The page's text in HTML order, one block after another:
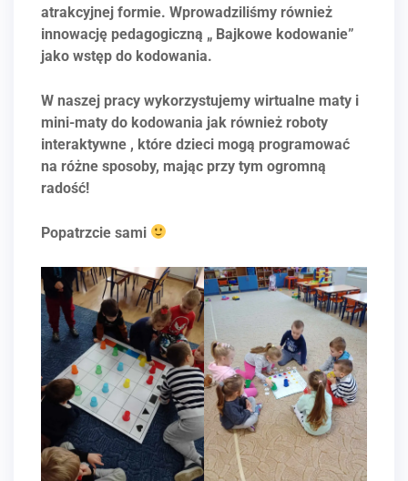
atrakcyjnej formie. Wprowadziliśmy również
innowację pedagogiczną „ Bajkowe kodowanie”
jako wstęp do kodowania.
W naszej pracy wykorzystujemy wirtualne maty i
mini-maty do kodowania jak również roboty
interaktywne , które dzieci mogą programować
na różne sposoby, mając przy tym ogromną
radość!
Popatrzcie sami